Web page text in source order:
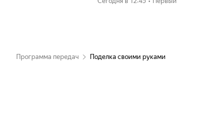
Программа передач Поделка своими руками